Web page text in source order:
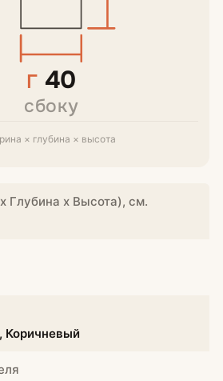
Г40
сбоку
× глубина × высота
Глубина х Высота), см.
Коричневый